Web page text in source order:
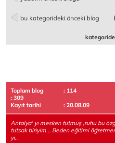
bu kategorideki önceki blog
Toplam blog
: 114
: 309
Kayıt tarihi
: 20.08.09
Antalya' yı mesken tutmuş ,ruhu bu
tutsak biriyim... Beden eğitimi
yı..